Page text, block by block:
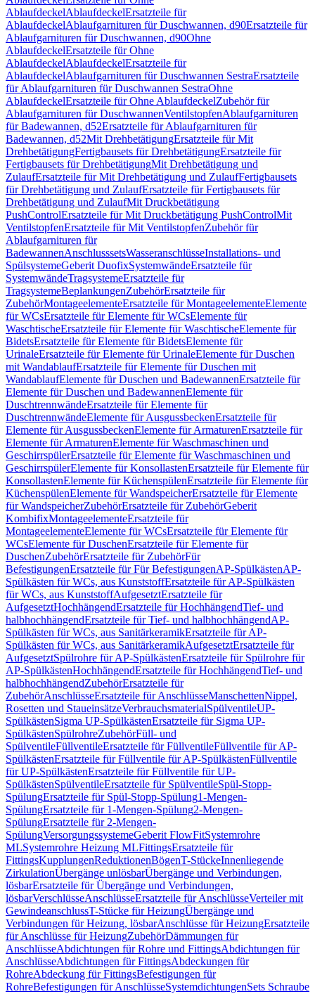
AblaufdeckelAblaufdeckelErsatzteile für
AblaufdeckelAblaufgarnituren für Duschwannen, d90Ersatzteile für
Ablaufgarnituren für Duschwannen, d90Ohne
AblaufdeckelErsatzteile für Ohne
AblaufdeckelAblaufdeckelErsatzteile für
AblaufdeckelAblaufgarnituren für Duschwannen SestraErsatzteile
für Ablaufgarnituren für Duschwannen SestraOhne
AblaufdeckelErsatzteile für Ohne AblaufdeckelZubehör für
Ablaufgarnituren für DuschwannenVentilstopfenAblaufgarnituren
für Badewannen, d52Ersatzteile für Ablaufgarnituren für
Badewannen, d52Mit DrehbetätigungErsatzteile für Mit
DrehbetätigungFertigbausets für DrehbetätigungErsatzteile für
Fertigbausets für DrehbetätigungMit Drehbetätigung und
ZulaufErsatzteile für Mit Drehbetätigung und ZulaufFertigbausets
für Drehbetätigung und ZulaufErsatzteile für Fertigbausets für
Drehbetätigung und ZulaufMit Druckbetätigung
PushControlErsatzteile für Mit Druckbetätigung PushControlMit
VentilstopfenErsatzteile für Mit VentilstopfenZubehör für
Ablaufgarnituren für
BadewannenAnschlusssetsWasseranschlüsseInstallations- und
SpülsystemeGeberit DuofixSystemwändeErsatzteile für
SystemwändeTragsystemeErsatzteile für
TragsystemeBeplankungenZubehörErsatzteile für
ZubehörMontageelementeErsatzteile für MontageelementeElemente
für WCsErsatzteile für Elemente für WCsElemente für
WaschtischeErsatzteile für Elemente für WaschtischeElemente für
BidetsErsatzteile für Elemente für BidetsElemente für
UrinaleErsatzteile für Elemente für UrinaleElemente für Duschen
mit WandablaufErsatzteile für Elemente für Duschen mit
WandablaufElemente für Duschen und BadewannenErsatzteile für
Elemente für Duschen und BadewannenElemente für
DuschtrennwändeErsatzteile für Elemente für
DuschtrennwändeElemente für AusgussbeckenErsatzteile für
Elemente für AusgussbeckenElemente für ArmaturenErsatzteile für
Elemente für ArmaturenElemente für Waschmaschinen und
GeschirrspülerErsatzteile für Elemente für Waschmaschinen und
GeschirrspülerElemente für KonsollastenErsatzteile für Elemente für
KonsollastenElemente für KüchenspülenErsatzteile für Elemente für
KüchenspülenElemente für WandspeicherErsatzteile für Elemente
für WandspeicherZubehörErsatzteile für ZubehörGeberit
KombifixMontageelementeErsatzteile für
MontageelementeElemente für WCsErsatzteile für Elemente für
WCsElemente für DuschenErsatzteile für Elemente für
DuschenZubehörErsatzteile für ZubehörFür
BefestigungenErsatzteile für Für BefestigungenAP-SpülkästenAP-
Spülkästen für WCs, aus KunststoffErsatzteile für AP-Spülkästen
für WCs, aus KunststoffAufgesetztErsatzteile für
AufgesetztHochhängendErsatzteile für HochhängendTief- und
halbhochhängendErsatzteile für Tief- und halbhochhängendAP-
Spülkästen für WCs, aus SanitärkeramikErsatzteile für AP-
Spülkästen für WCs, aus SanitärkeramikAufgesetztErsatzteile für
AufgesetztSpülrohre für AP-SpülkästenErsatzteile für Spülrohre für
AP-SpülkästenHochhängendErsatzteile für HochhängendTief- und
halbhochhängendZubehörErsatzteile für
ZubehörAnschlüsseErsatzteile für AnschlüsseManschettenNippel,
Rosetten und StaueinsätzeVerbrauchsmaterialSpülventileUP-
SpülkästenSigma UP-SpülkästenErsatzteile für Sigma UP-
SpülkästenSpülrohreZubehörFüll- und
SpülventileFüllventileErsatzteile für FüllventileFüllventile für AP-
SpülkästenErsatzteile für Füllventile für AP-SpülkästenFüllventile
für UP-SpülkästenErsatzteile für Füllventile für UP-
SpülkästenSpülventileErsatzteile für SpülventileSpül-Stopp-
SpülungErsatzteile für Spül-Stopp-Spülung1-Mengen-
SpülungErsatzteile für 1-Mengen-Spülung2-Mengen-
SpülungErsatzteile für 2-Mengen-
SpülungVersorgungssystemeGeberit FlowFitSystemrohre
MLSystemrohre Heizung MLFittingsErsatzteile für
FittingsKupplungenReduktionenBögenT-StückeInnenliegende
ZirkulationÜbergänge unlösbarÜbergänge und Verbindungen,
lösbarErsatzteile für Übergänge und Verbindungen,
lösbarVerschlüsseAnschlüsseErsatzteile für AnschlüsseVerteiler mit
GewindeanschlussT-Stücke für HeizungÜbergänge und
Verbindungen für Heizung, lösbarAnschlüsse für HeizungErsatzteile
für Anschlüsse für HeizungZubehörDämmungen für
AnschlüsseAbdichtungen für Rohre und FittingsAbdichtungen für
AnschlüsseAbdichtungen für FittingsAbdeckungen für
RohreAbdeckung für FittingsBefestigungen für
RohreBefestigungen für AnschlüsseSystemdichtungenSets Schraube